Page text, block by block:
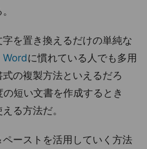
を置き換えるだけの単純な
Wordに慣れている人でも多用
の複製方法といえるだろ
短い文書を作成するとき
る方法だ。
ーストを活用していく方法